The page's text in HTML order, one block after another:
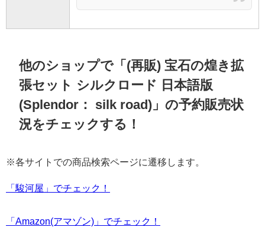
他のショップで「(再販) 宝石の煌き拡
張セット シルクロード 日本語版
(Splendor： silk road)」の予約販売状
況をチェックする！
※各サイトでの商品検索ページに遷移します。
「駿河屋」でチェック！
「Amazon(アマゾン)」でチェック！